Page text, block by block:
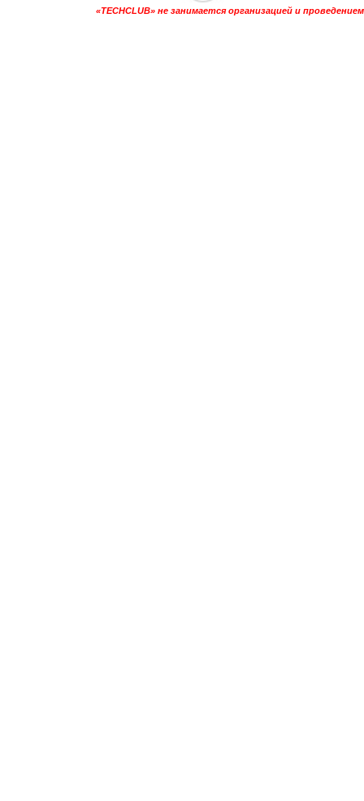
«TECHCLUB» не занимается организацией и